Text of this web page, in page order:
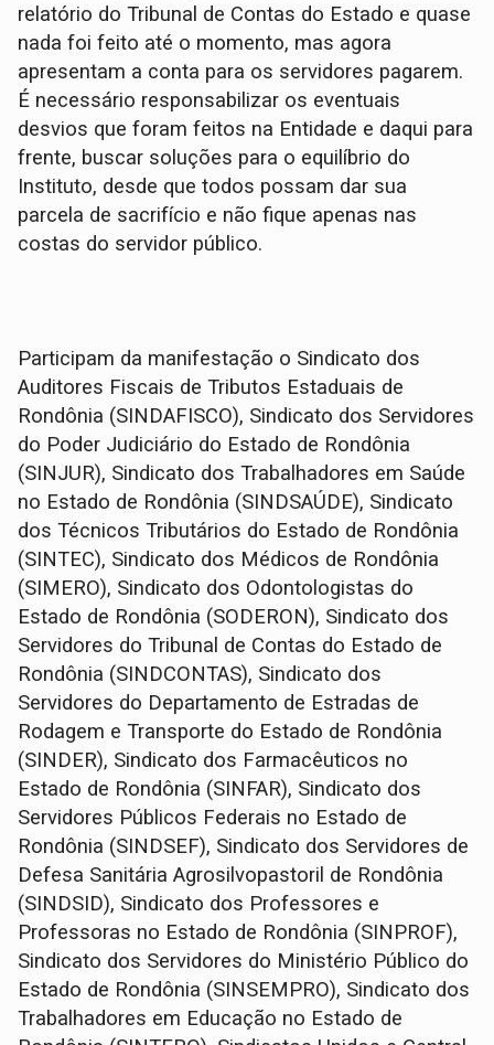
relatório do Tribunal de Contas do Estado e quase
nada foi feito até o momento, mas agora
apresentam a conta para os servidores pagarem.
É necessário responsabilizar os eventuais
desvios que foram feitos na Entidade e daqui para
frente, buscar soluções para o equilíbrio do
Instituto, desde que todos possam dar sua
parcela de sacrifício e não fique apenas nas
costas do servidor público.
Participam da manifestação o Sindicato dos
Auditores Fiscais de Tributos Estaduais de
Rondônia (SINDAFISCO), Sindicato dos Servidores
do Poder Judiciário do Estado de Rondônia
(SINJUR), Sindicato dos Trabalhadores em Saúde
no Estado de Rondônia (SINDSAÚDE), Sindicato
dos Técnicos Tributários do Estado de Rondônia
(SINTEC), Sindicato dos Médicos de Rondônia
(SIMERO), Sindicato dos Odontologistas do
Estado de Rondônia (SODERON), Sindicato dos
Servidores do Tribunal de Contas do Estado de
Rondônia (SINDCONTAS), Sindicato dos
Servidores do Departamento de Estradas de
Rodagem e Transporte do Estado de Rondônia
(SINDER), Sindicato dos Farmacêuticos no
Estado de Rondônia (SINFAR), Sindicato dos
Servidores Públicos Federais no Estado de
Rondônia (SINDSEF), Sindicato dos Servidores de
Defesa Sanitária Agrosilvopastoril de Rondônia
(SINDSID), Sindicato dos Professores e
Professoras no Estado de Rondônia (SINPROF),
Sindicato dos Servidores do Ministério Público do
Estado de Rondônia (SINSEMPRO), Sindicato dos
Trabalhadores em Educação no Estado de